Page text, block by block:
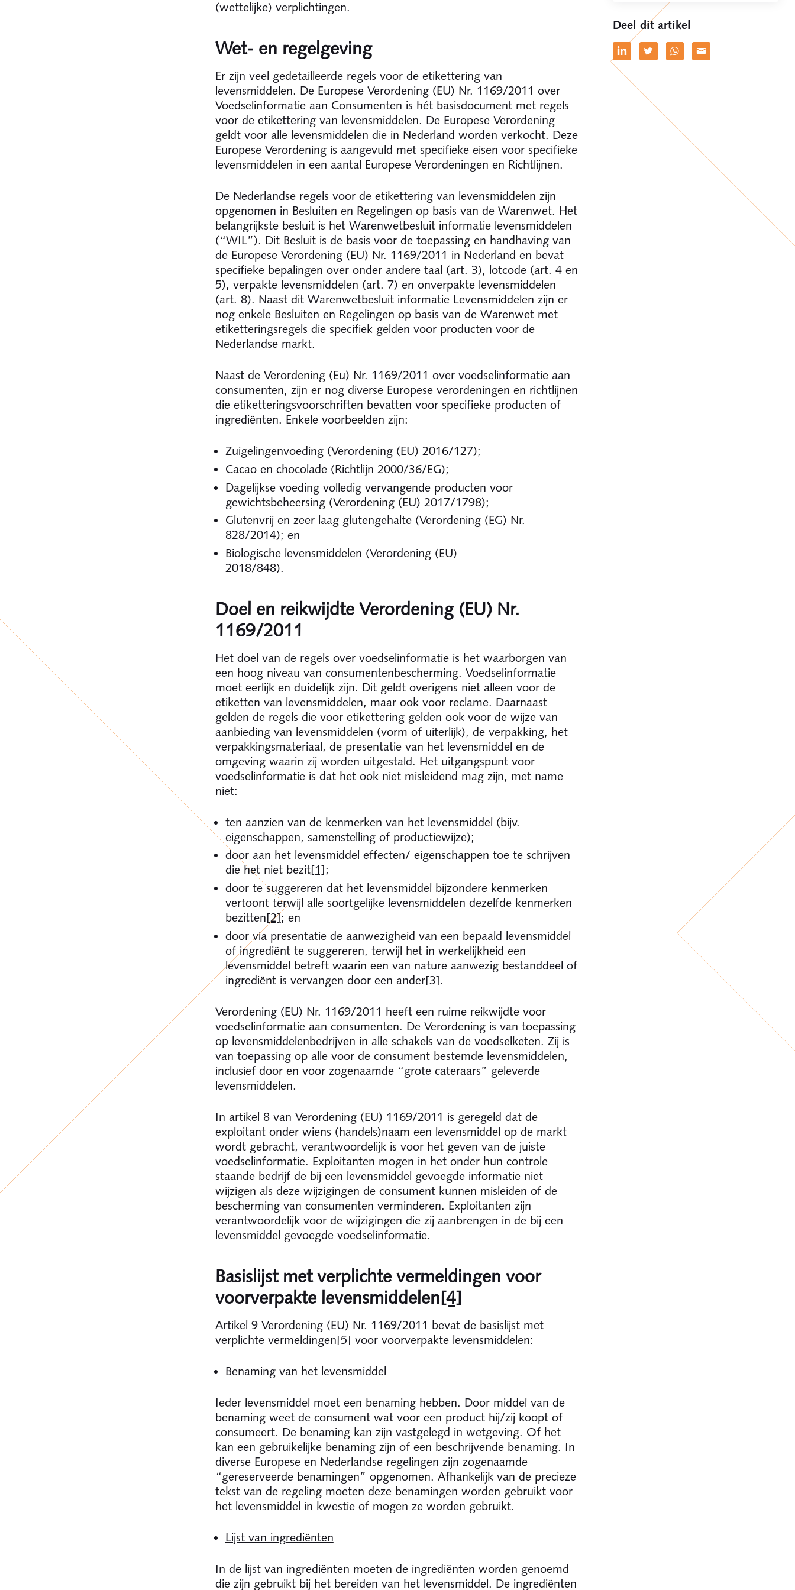
(wettelijke) verplichtingen.
Wet- en regelgeving
Er zijn veel gedetailleerde regels voor de etikettering van
levensmiddelen. De Europese Verordening (EU) Nr. 1169/2011 over
Voedselinformatie aan Consumenten is hét basisdocument met regels
voor de etikettering van levensmiddelen. De Europese Verordening
geldt voor alle levensmiddelen die in Nederland worden verkocht. Deze
Europese Verordening is aangevuld met specifieke eisen voor specifieke
levensmiddelen in een aantal Europese Verordeningen en Richtlijnen.
De Nederlandse regels voor de etikettering van levensmiddelen zijn
opgenomen in Besluiten en Regelingen op basis van de Warenwet. Het
belangrijkste besluit is het Warenwetbesluit informatie levensmiddelen
(“WIL”). Dit Besluit is de basis voor de toepassing en handhaving van
de Europese Verordening (EU) Nr. 1169/2011 in Nederland en bevat
specifieke bepalingen over onder andere taal (art. 3), lotcode (art. 4 en
5), verpakte levensmiddelen (art. 7) en onverpakte levensmiddelen
(art. 8). Naast dit Warenwetbesluit informatie Levensmiddelen zijn er
nog enkele Besluiten en Regelingen op basis van de Warenwet met
etiketteringsregels die specifiek gelden voor producten voor de
Nederlandse markt.
Naast de Verordening (Eu) Nr. 1169/2011 over voedselinformatie aan
consumenten, zijn er nog diverse Europese verordeningen en richtlijnen
die etiketteringsvoorschriften bevatten voor specifieke producten of
ingrediënten. Enkele voorbeelden zijn:
Zuigelingenvoeding (Verordening (EU) 2016/127);
Cacao en chocolade (Richtlijn 2000/36/EG);
Dagelijkse voeding volledig vervangende producten voor
gewichtsbeheersing (Verordening (EU) 2017/1798);
Glutenvrij en zeer laag glutengehalte (Verordening (EG) Nr.
828/2014); en
Biologische levensmiddelen (Verordening (EU)
2018/848).
Doel en reikwijdte Verordening (EU) Nr.
1169/2011
Het doel van de regels over voedselinformatie is het waarborgen van
een hoog niveau van consumentenbescherming. Voedselinformatie
moet eerlijk en duidelijk zijn. Dit geldt overigens niet alleen voor de
etiketten van levensmiddelen, maar ook voor reclame. Daarnaast
gelden de regels die voor etikettering gelden ook voor de wijze van
aanbieding van levensmiddelen (vorm of uiterlijk), de verpakking, het
verpakkingsmateriaal, de presentatie van het levensmiddel en de
omgeving waarin zij worden uitgestald. Het uitgangspunt voor
voedselinformatie is dat het ook niet misleidend mag zijn, met name
niet:
ten aanzien van de kenmerken van het levensmiddel (bijv.
eigenschappen, samenstelling of productiewijze);
door aan het levensmiddel effecten/ eigenschappen toe te schrijven
die het niet bezit[1];
door te suggereren dat het levensmiddel bijzondere kenmerken
vertoont terwijl alle soortgelijke levensmiddelen dezelfde kenmerken
bezitten[2]; en
door via presentatie de aanwezigheid van een bepaald levensmiddel
of ingrediënt te suggereren, terwijl het in werkelijkheid een
levensmiddel betreft waarin een van nature aanwezig bestanddeel of
ingrediënt is vervangen door een ander[3].
Verordening (EU) Nr. 1169/2011 heeft een ruime reikwijdte voor
voedselinformatie aan consumenten. De Verordening is van toepassing
op levensmiddelenbedrijven in alle schakels van de voedselketen. Zij is
van toepassing op alle voor de consument bestemde levensmiddelen,
inclusief door en voor zogenaamde “grote cateraars” geleverde
levensmiddelen.
In artikel 8 van Verordening (EU) 1169/2011 is geregeld dat de
exploitant onder wiens (handels)naam een levensmiddel op de markt
wordt gebracht, verantwoordelijk is voor het geven van de juiste
voedselinformatie. Exploitanten mogen in het onder hun controle
staande bedrijf de bij een levensmiddel gevoegde informatie niet
wijzigen als deze wijzigingen de consument kunnen misleiden of de
bescherming van consumenten verminderen. Exploitanten zijn
verantwoordelijk voor de wijzigingen die zij aanbrengen in de bij een
levensmiddel gevoegde voedselinformatie.
Basislijst met verplichte vermeldingen voor
voorverpakte levensmiddelen[4]
Artikel 9 Verordening (EU) Nr. 1169/2011 bevat de basislijst met
verplichte vermeldingen[5] voor voorverpakte levensmiddelen:
Benaming van het levensmiddel
Ieder levensmiddel moet een benaming hebben. Door middel van de
benaming weet de consument wat voor een product hij/zij koopt of
consumeert. De benaming kan zijn vastgelegd in wetgeving. Of het
kan een gebruikelijke benaming zijn of een beschrijvende benaming. In
diverse Europese en Nederlandse regelingen zijn zogenaamde
“gereserveerde benamingen” opgenomen. Afhankelijk van de precieze
tekst van de regeling moeten deze benamingen worden gebruikt voor
het levensmiddel in kwestie of mogen ze worden gebruikt.
Lijst van ingrediënten
In de lijst van ingrediënten moeten de ingrediënten worden genoemd
die zijn gebruikt bij het bereiden van het levensmiddel. De ingrediënten
Deel dit artikel